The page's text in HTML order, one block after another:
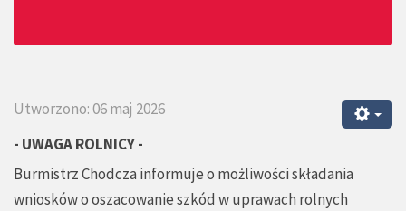
Utworzono: 06 maj 2026
- UWAGA ROLNICY -
Burmistrz Chodcza informuje o możliwości składania
wniosków o oszacowanie szkód w uprawach rolnych